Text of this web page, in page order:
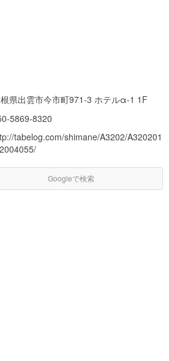
県出雲市今市町971-3 ホテルα-1 1F
5869-8320
tabelog.com/shimane/A3202/A320201
Googleで検索